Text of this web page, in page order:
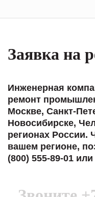
Заявка на
Инженерная
ремонт
Москве, Санкт-
Новосибирске,
регионах России.
вашем регионе,
(800) 555-89-01